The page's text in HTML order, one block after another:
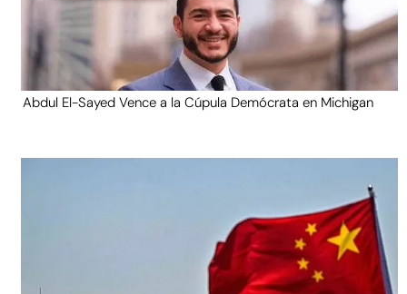
Abdul El-Sayed Vence a la Cúpula Demócrata en Michigan